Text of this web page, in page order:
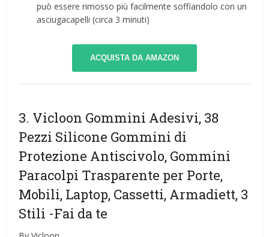
può essere rimosso più facilmente soffiandolo con un
asciugacapelli (circa 3 minuti)
ACQUISTA DA AMAZON
3. Vicloon Gommini Adesivi, 38
Pezzi Silicone Gommini di
Protezione Antiscivolo, Gommini
Paracolpi Trasparente per Porte,
Mobili, Laptop, Cassetti, Armadiett, 3
Stili -Fai da te